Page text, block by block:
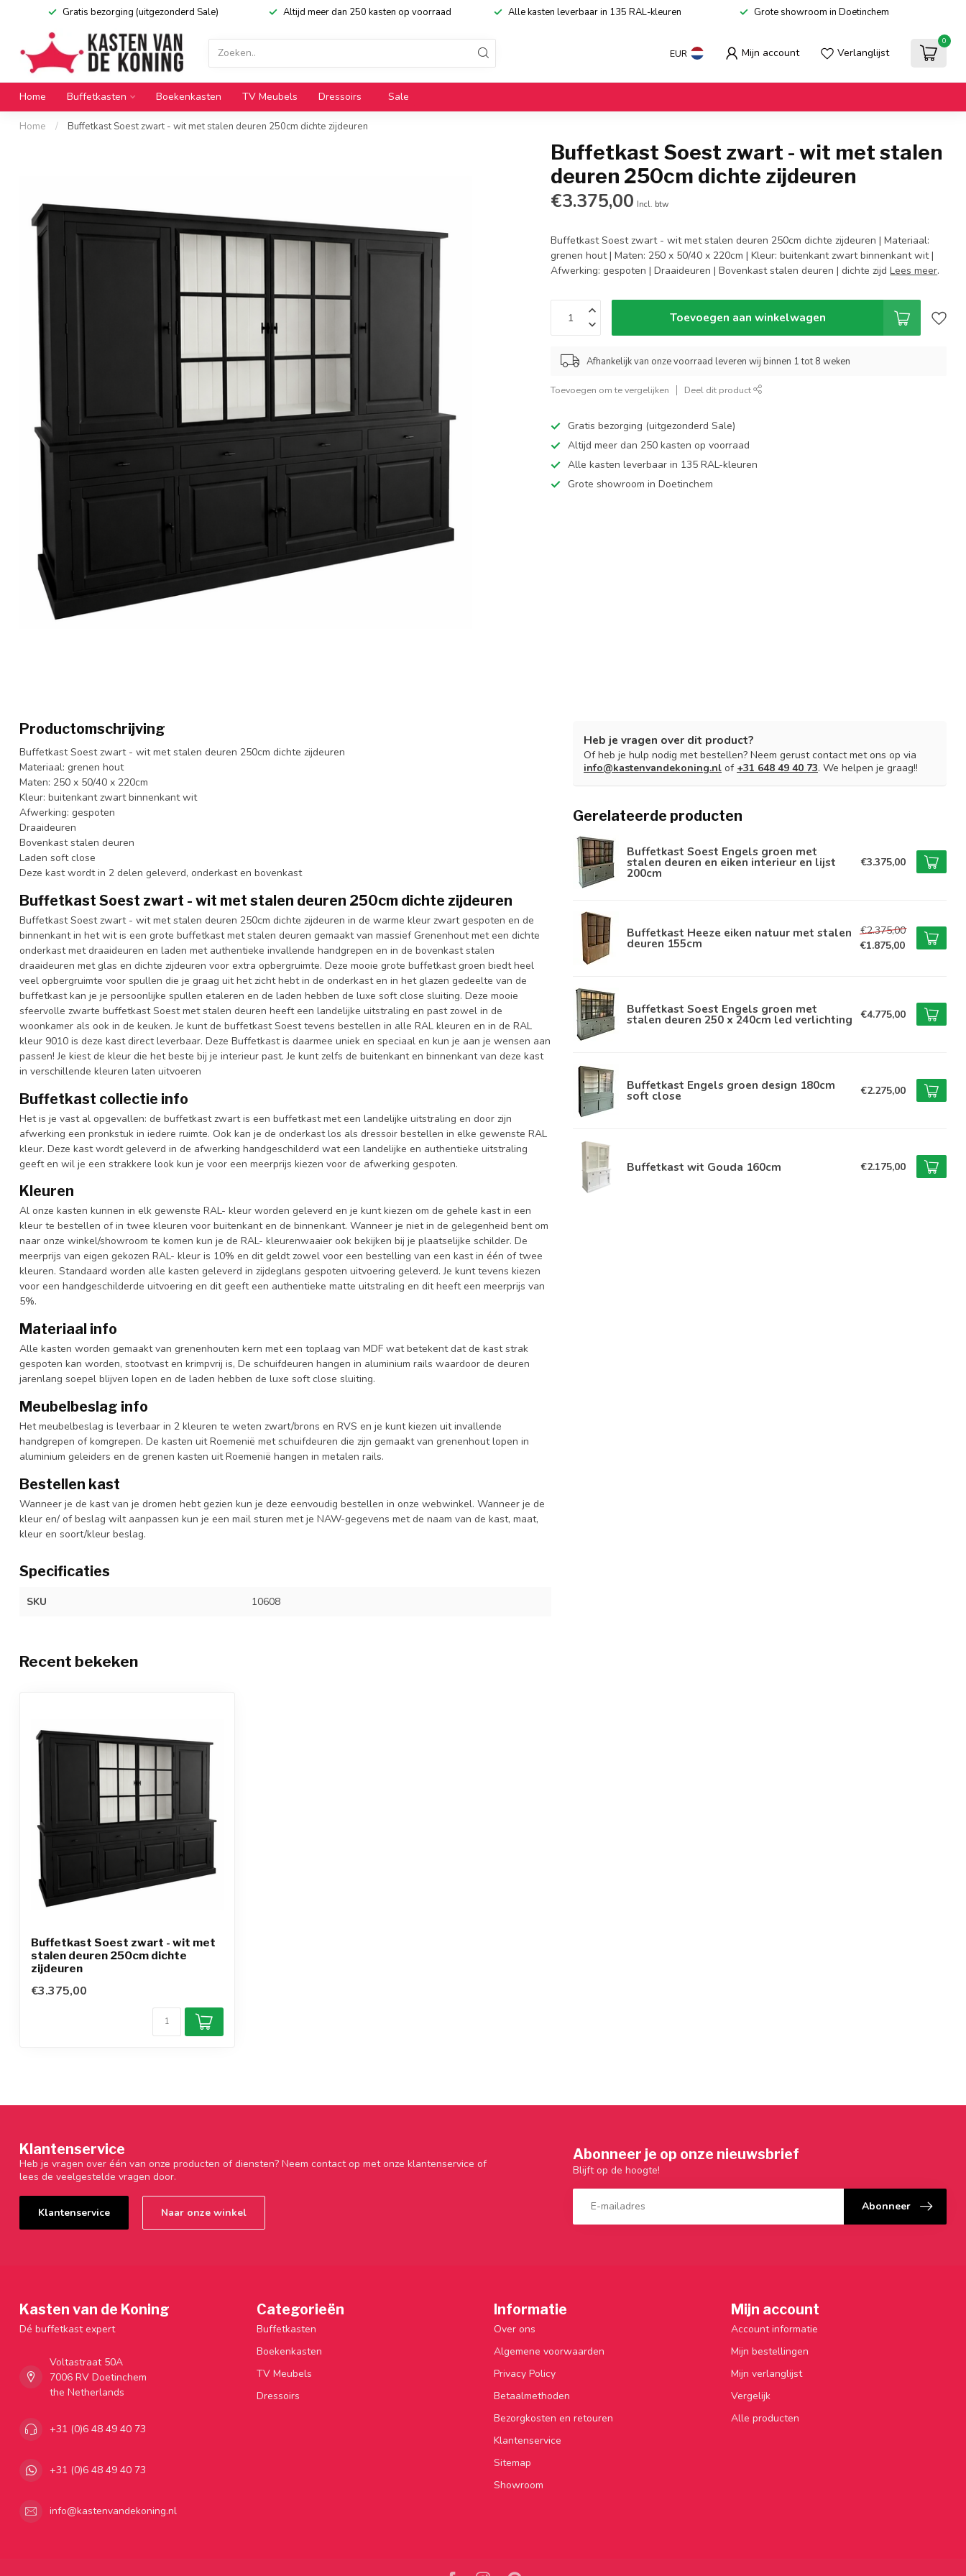
Gratis bezorging (uitgezonderd Sale) Altijd meer dan 250 kasten op voorraad Alle kasten leverbaar in 135 RAL-kleuren Grote showroom in Doetinchem
EUR Mijn account Verlanglijst
0
Home Buffetkasten Boekenkasten TV Meubels Dressoirs Sale
Home / Buffetkast Soest zwart - wit met stalen deuren 250cm dichte zijdeuren
Buffetkast Soest zwart - wit met stalen
deuren 250cm dichte zijdeuren
€3.375,00 Incl. btw
Buffetkast Soest zwart - wit met stalen deuren 250cm dichte zijdeuren | Materiaal:
grenen hout | Maten: 250 x 50/40 x 220cm | Kleur: buitenkant zwart binnenkant wit |
Afwerking: gespoten | Draaideuren | Bovenkast stalen deuren | dichte zijdLees meer.
Toevoegen aan winkelwagen
Afhankelijk van onze voorraad leveren wij binnen 1 tot 8 weken
Toevoegen om te vergelijken Deel dit product
Gratis bezorging (uitgezonderd Sale)
Altijd meer dan 250 kasten op voorraad
Alle kasten leverbaar in 135 RAL-kleuren
Grote showroom in Doetinchem
Productomschrijving
Buffetkast Soest zwart - wit met stalen deuren 250cm dichte zijdeuren
Materiaal: grenen hout
Maten: 250 x 50/40 x 220cm
Kleur: buitenkant zwart binnenkant wit
Afwerking: gespoten
Draaideuren
Bovenkast stalen deuren
Laden soft close
Deze kast wordt in 2 delen geleverd, onderkast en bovenkast
Buffetkast Soest zwart - wit met stalen deuren 250cm dichte zijdeuren
Buffetkast Soest zwart - wit met stalen deuren 250cm dichte zijdeuren in de warme kleur zwart gespoten en de
binnenkant in het wit is een grote buffetkast met stalen deuren gemaakt van massief Grenenhout met een dichte
onderkast met draaideuren en laden met authentieke invallende handgrepen en in de bovenkast stalen
draaideuren met glas en dichte zijdeuren voor extra opbergruimte. Deze mooie grote buffetkast groen biedt heel
veel opbergruimte voor spullen die je graag uit het zicht hebt in de onderkast en in het glazen gedeelte van de
buffetkast kan je je persoonlijke spullen etaleren en de laden hebben de luxe soft close sluiting. Deze mooie
sfeervolle zwarte buffetkast Soest met stalen deuren heeft een landelijke uitstraling en past zowel in de
woonkamer als ook in de keuken. Je kunt de buffetkast Soest tevens bestellen in alle RAL kleuren en in de RAL
kleur 9010 is deze kast direct leverbaar. Deze Buffetkast is daarmee uniek en speciaal en kun je aan je wensen aan
passen! Je kiest de kleur die het beste bij je interieur past. Je kunt zelfs de buitenkant en binnenkant van deze kast
in verschillende kleuren laten uitvoeren
Buffetkast collectie info
Het is je vast al opgevallen: de buffetkast zwart is een buffetkast met een landelijke uitstraling en door zijn
afwerking een pronkstuk in iedere ruimte. Ook kan je de onderkast los als dressoir bestellen in elke gewenste RAL
kleur. Deze kast wordt geleverd in de afwerking handgeschilderd wat een landelijke en authentieke uitstraling
geeft en wil je een strakkere look kun je voor een meerprijs kiezen voor de afwerking gespoten.
Kleuren
Al onze kasten kunnen in elk gewenste RAL- kleur worden geleverd en je kunt kiezen om de gehele kast in een
kleur te bestellen of in twee kleuren voor buitenkant en de binnenkant. Wanneer je niet in de gelegenheid bent om
naar onze winkel/showroom te komen kun je de RAL- kleurenwaaier ook bekijken bij je plaatselijke schilder. De
meerprijs van eigen gekozen RAL- kleur is 10% en dit geldt zowel voor een bestelling van een kast in één of twee
kleuren. Standaard worden alle kasten geleverd in zijdeglans gespoten uitvoering geleverd. Je kunt tevens kiezen
voor een handgeschilderde uitvoering en dit geeft een authentieke matte uitstraling en dit heeft een meerprijs van
5%.
Materiaal info
Alle kasten worden gemaakt van grenenhouten kern met een toplaag van MDF wat betekent dat de kast strak
gespoten kan worden, stootvast en krimpvrij is, De schuifdeuren hangen in aluminium rails waardoor de deuren
jarenlang soepel blijven lopen en de laden hebben de luxe soft close sluiting.
Meubelbeslag info
Het meubelbeslag is leverbaar in 2 kleuren te weten zwart/brons en RVS en je kunt kiezen uit invallende
handgrepen of komgrepen. De kasten uit Roemenië met schuifdeuren die zijn gemaakt van grenenhout lopen in
aluminium geleiders en de grenen kasten uit Roemenië hangen in metalen rails.
Bestellen kast
Wanneer je de kast van je dromen hebt gezien kun je deze eenvoudig bestellen in onze webwinkel. Wanneer je de
kleur en/ of beslag wilt aanpassen kun je een mail sturen met je NAW-gegevens met de naam van de kast, maat,
kleur en soort/kleur beslag.
Specificaties
SKU 10608
Heb je vragen over dit product?
Of heb je hulp nodig met bestellen? Neem gerust contact met ons op via
info@kastenvandekoning.nl of +31 648 49 40 73. We helpen je graag!!
Gerelateerde producten
Buffetkast Soest Engels groen met
stalen deuren en eiken interieur en lijst
200cm
€3.375,00
Buffetkast Heeze eiken natuur met stalen
deuren 155cm
€2.375,00
€1.875,00
Buffetkast Soest Engels groen met
stalen deuren 250 x 240cm led verlichting €4.775,00
Buffetkast Engels groen design 180cm
soft close €2.275,00
Buffetkast wit Gouda 160cm €2.175,00
Recent bekeken
Buffetkast Soest zwart - wit met
stalen deuren 250cm dichte
zijdeuren
€3.375,00
Klantenservice
Heb je vragen over één van onze producten of diensten? Neem contact op met onze klantenservice of
lees de veelgestelde vragen door.
Klantenservice Naar onze winkel
Abonneer je op onze nieuwsbrief
Blijft op de hoogte!
Abonneer
Kasten van de Koning
Dé buffetkast expert
Voltastraat 50A
7006 RV Doetinchem
the Netherlands
+31 (0)6 48 49 40 73
+31 (0)6 48 49 40 73
info@kastenvandekoning.nl
Categorieën
Buffetkasten
Boekenkasten
TV Meubels
Dressoirs
Informatie
Over ons
Algemene voorwaarden
Privacy Policy
Betaalmethoden
Bezorgkosten en retouren
Klantenservice
Sitemap
Showroom
Mijn account
Account informatie
Mijn bestellingen
Mijn verlanglijst
Vergelijk
Alle producten